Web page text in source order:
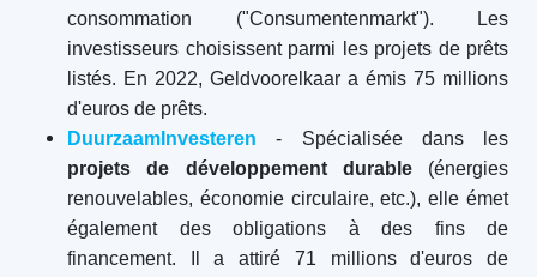
consommation ("Consumentenmarkt"). Les
investisseurs choisissent parmi les projets de prêts
listés. En 2022, Geldvoorelkaar a émis 75 millions
d'euros de prêts.
DuurzaamInvesteren - Spécialisée dans les
projets de développement durable(énergies
renouvelables, économie circulaire, etc.), elle émet
également des obligations à des fins de
financement. Il a attiré 71 millions d'euros de